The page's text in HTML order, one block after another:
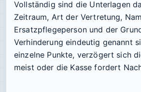
Vollständig sind die Unterlagen
Zeitraum, Art der Vertretung,
Ersatzpflegeperson und der
Verhinderung eindeutig genannt
einzelne Punkte, verzögert sich
meist oder die Kasse fordert